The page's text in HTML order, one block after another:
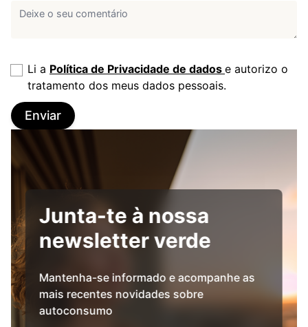
Li a Política de Privacidade de dados e autorizo o
tratamento dos meus dados pessoais.
Enviar
Junta-te à nossa
newsletter verde
Mantenha-se informado e acompanhe as
mais recentes novidades sobre
autoconsumo